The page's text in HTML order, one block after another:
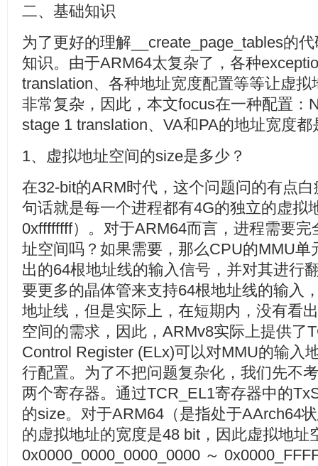
二、基础知识
为了更好的理解__create_page_tables的
知识。由于ARM64太复杂了，各种
translation、各种地址宽度配置等等让虚
非常复杂，因此，本文focus在一种配置：
stage 1 translation、VA和PA的地址宽度都
1、虚拟地址空间的size是多少？
在32-bit的ARM时代，这个问题问的有点
句话就是每一个进程都有4G的独立的虚拟
0xffffffff）。对于ARM64而言，进程需要
址空间吗？如果需要，那么CPU的MMU
出的64根地址线的输入信号，并对其进行
要更多的晶体管来支持64根地址线的输入
地址线，但是实际上，在短期内，没有看
空间的需求，因此，ARMv8实际上提供了
Control Register (ELx)可以对MMU的输入
行配置。为了不把问题复杂化，我们先不
两个寄存器。通过TCR_EL1寄存器中的
的size。对于ARM64（是指处于AArch64
的虚拟地址的宽度是48 bit，因此虚拟地址
0x0000_0000_0000_0000 ～